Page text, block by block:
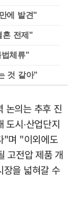
에 발견"
혼 전제"
체류"
것 같아"
논의는 추후 진
도시∙산업단지
"며 "이외에도
고전압 제품 개
장을 넓혀갈 수